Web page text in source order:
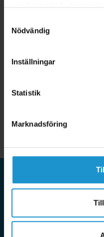
samlat in när du har
Nödvändig
Inställningar
Statistik
Marknadsföring
bara produkter som
samarbetar med de ledande